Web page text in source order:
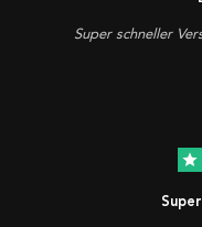
Super schneller
star